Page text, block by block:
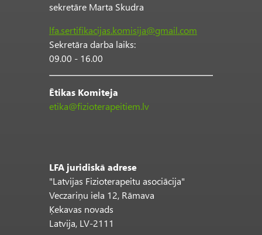
sekretāre Marta Skudra
lfa.sertifikacijas.komisija@gmail.com
Sekretāra darba laiks:
09.00 - 16.00
Ētikas Komiteja
etika@fizioterapeitiem.lv
LFA juridiskā adrese
"Latvijas Fizioterapeitu asociācija"
Veczariņu iela 12, Rāmava
Ķekavas novads
Latvija, LV-2111